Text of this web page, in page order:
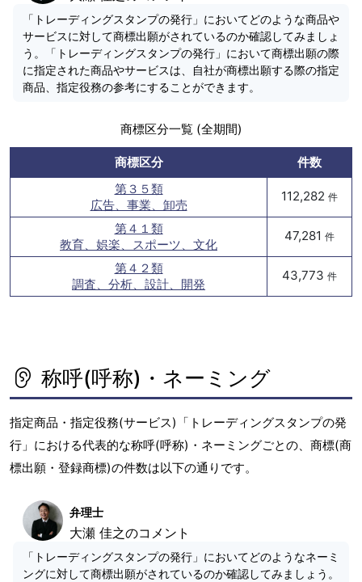
「トレーディングスタンプの発行」においてどのような商品や
サービスに対して商標出願がされているのか確認してみましょ
う。「トレーディングスタンプの発行」において商標出願の際
に指定された商品やサービスは、自社が商標出願する際の指定
商品、指定役務の参考にすることができます。
商標区分一覧 (全期間)
商標区分
件数
第３５類
広告、事業、卸売
112,282 件
第４１類
教育、娯楽、スポーツ、文化
47,281 件
第４２類
調査、分析、設計、開発
43,773 件
称呼(呼称)・ネーミング
指定商品・指定役務(サービス)「トレーディングスタンプの発
行」における代表的な称呼(呼称)・ネーミングごとの、商標(商
標出願・登録商標)の件数は以下の通りです。
弁理士
大瀬 佳之のコメント
「トレーディングスタンプの発行」においてどのようなネーミ
ングに対して商標出願がされているのか確認してみましょう。